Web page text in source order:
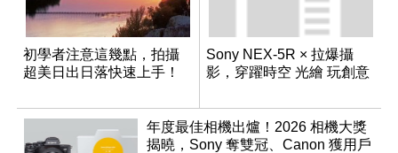
初學者注意這幾點，拍攝
超美日出日落快速上手！
Sony NEX-5R × 拉爆攝
影，穿躍時空 光繪 玩創意
年度最佳相機出爐！2026 相機大獎
揭曉，Sony 奪雙冠、Canon 獲用戶